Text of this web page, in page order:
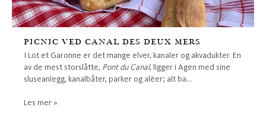
PICNIC VED CANAL DES DEUX MERS
I Lot et Garonne er det mange elver, kanaler og akvadukter. En
av de mest storslåtte, Pont du Canal, ligger i Agen med sine
sluseanlegg, kanalbåter, parker og alèer; alt ba...
Les mer »